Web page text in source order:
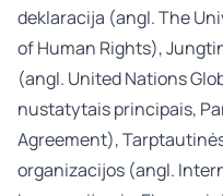
deklaracija (angl. The
of Human Rights),
(angl. United Nations
nustatytais principais,
Agreement),
organizacijos (angl.